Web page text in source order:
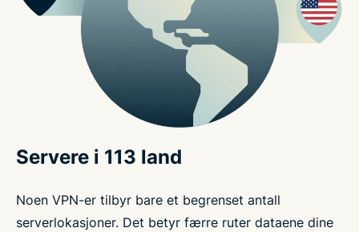
Servere i 113 land
Noen VPN-er tilbyr bare et begrenset antall
serverlokasjoner. Det betyr færre ruter dataene dine